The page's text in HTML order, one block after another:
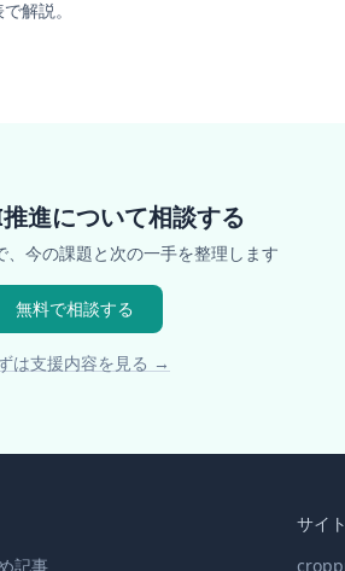
解説。
進について相談する
、今の課題と次の一手を整理します
無料で相談する
は支援内容を見る →
記事
サイ